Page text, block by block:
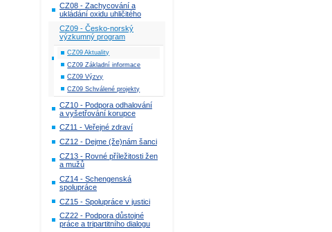
CZ08 - Zachycování a
ukládání oxidu uhličitého
CZ09 - Česko-norský
výzkumný program
CZ09 Aktuality
CZ09 Základní informace
CZ09 Výzvy
CZ09 Schválené projekty
CZ10 - Podpora odhalování
a vyšetřování korupce
CZ11 - Veřejné zdraví
CZ12 - Dejme (že)nám šanci
CZ13 - Rovné příležitosti žen
a mužů
CZ14 - Schengenská
spolupráce
CZ15 - Spolupráce v justici
CZ22 - Podpora důstojné
práce a tripartitního dialogu